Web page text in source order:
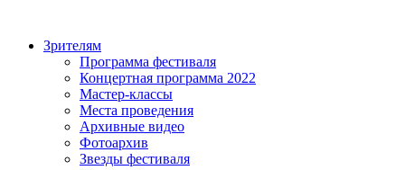
Зрителям
Программа фестиваля
Концертная программа 2022
Мастер-классы
Места проведения
Архивные видео
Фотоархив
Звезды фестиваля